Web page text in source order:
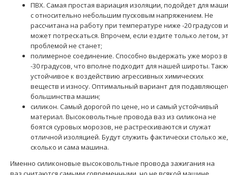
АвтоВАЗ
2100 грн.
Применение на автомобилях семейства ВАЗ-2108, 2109,
21099 Лада Самара и их модификаций укомплектован..
ПВХ. Самая простая вариация изоляции, подойдет для
с относительно небольшим пусковым напряжением. Не
рассчитана на работу при температуре ниже -20 градусов и
может потрескаться. Впрочем, если ездите только летом,
проблемой не станет;
полимерное соединение. Способно выдержать уже мороз в
-30 градусов, что вполне подходит для нашей широты.
устойчивое к воздействию агрессивных химических
веществ и износу. Оптимальный вариант для
большинства машин;
силикон. Самый дорогой по цене, но и самый устойчивый
материал. Высоковольтные провода ваз из силикона не
боятся суровых морозов, не растрескиваются и служат
отличной изоляцией. Будут служить фактически столько же,
сколько и сама машина.
Именно силиконовые высоковольтные провода зажигания на